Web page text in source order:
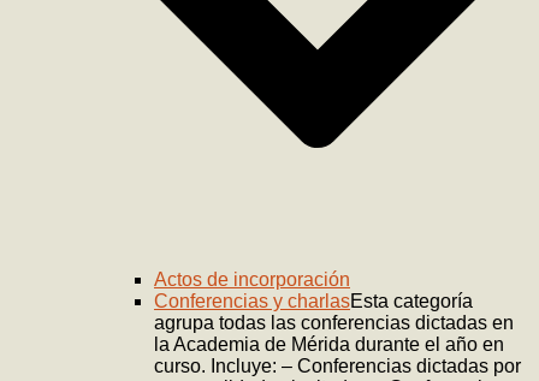
Actos de incorporación
Conferencias y charlasEsta categoría
agrupa todas las conferencias dictadas en
la Academia de Mérida durante el año en
curso. Incluye: – Conferencias dictadas por